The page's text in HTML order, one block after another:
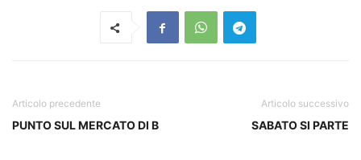
Articolo precedente
PUNTO SUL MERCATO DI B
Articolo successivo
SABATO SI PARTE